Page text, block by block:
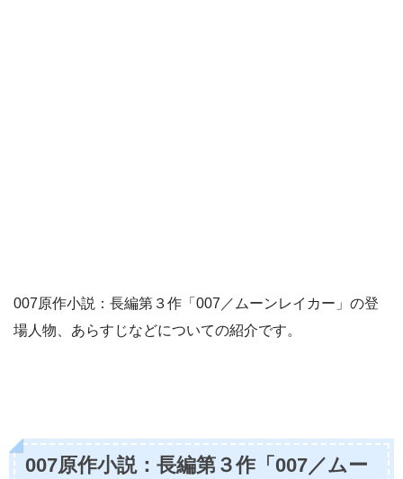
007原作小説：長編第３作「007／ムーンレイカー」の登
場人物、あらすじなどについての紹介です。
007原作小説：長編第３作「007／ムー